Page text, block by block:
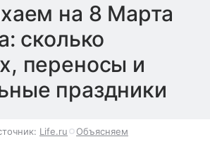
на 8 Марта
сколько
переносы и
праздники
Life.ru Объясняем